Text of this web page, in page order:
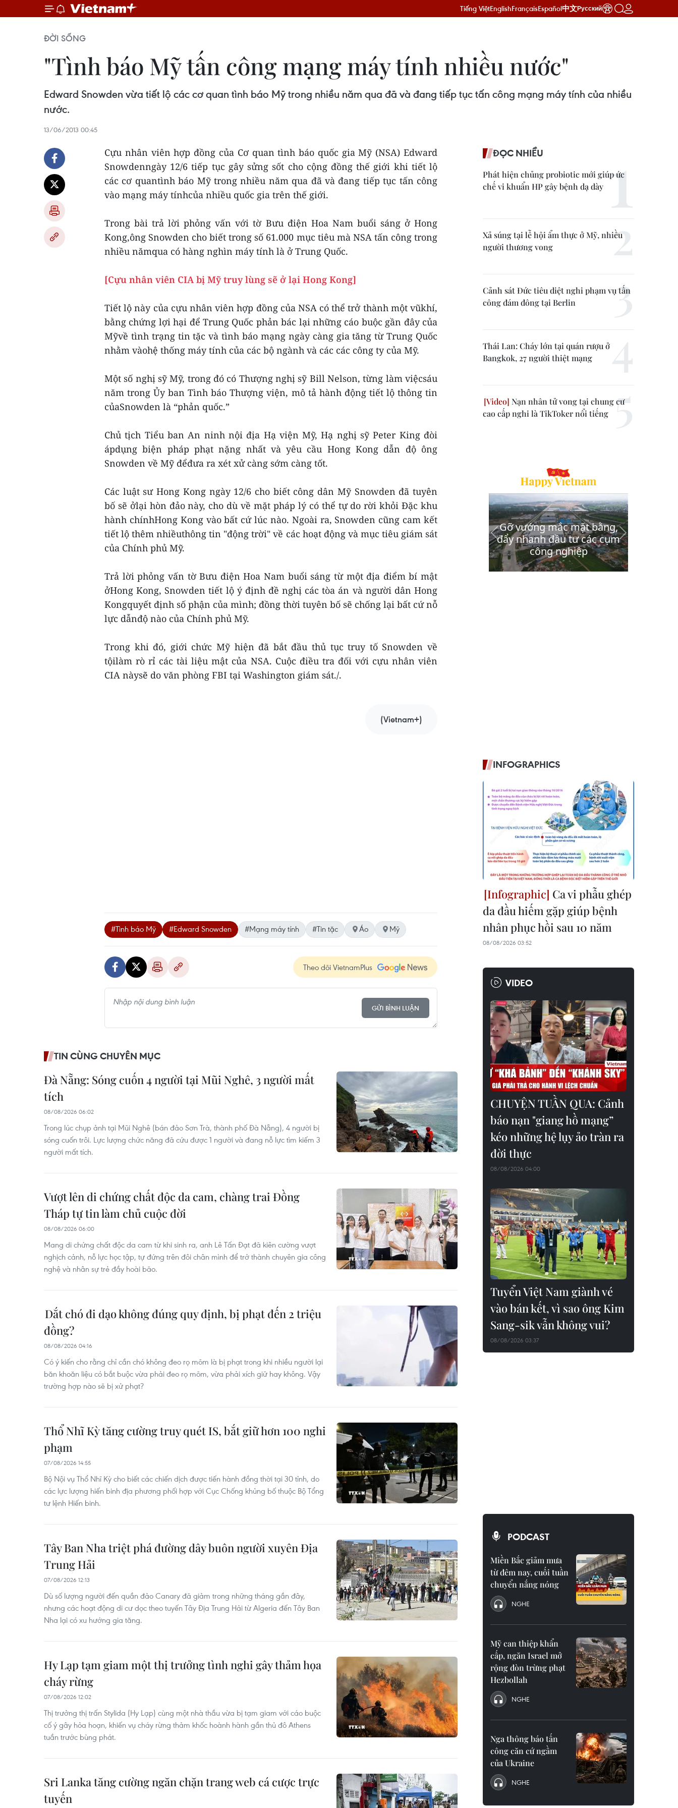
Tiếng ViệtEnglishFrançaisEspañol中文Русский
ĐỜI SỐNG
"Tình báo Mỹ tấn công mạng máy tính nhiều nước"
Edward Snowden vừa tiết lộ các cơ quan tình báo Mỹ trong nhiều năm qua đã và đang tiếp tục tấn công mạng máy tính của nhiều
nước.
13/06/2013 00:45
Cựu nhân viên hợp đồng của Cơ quan tình báo quốc gia Mỹ (NSA) Edward
Snowdenngày 12/6 tiếp tục gây sửng sốt cho cộng đồng thế giới khi tiết lộ
các cơ quantình báo Mỹ trong nhiều năm qua đã và đang tiếp tục tấn công
vào mạng máy tínhcủa nhiều quốc gia trên thế giới.
Trong bài trả lời phỏng vấn với tờ Bưu điện Hoa Nam buổi sáng ở Hong
Kong,ông Snowden cho biết trong số 61.000 mục tiêu mà NSA tấn công trong
nhiều nămqua có hàng nghìn máy tính là ở Trung Quốc.
[Cựu nhân viên CIA bị Mỹ truy lùng sẽ ở lại Hong Kong]
Tiết lộ này của cựu nhân viên hợp đồng của NSA có thể trở thành một vũkhí,
bằng chứng lợi hại để Trung Quốc phản bác lại những cáo buộc gần đây của
Mỹvề tình trạng tin tặc và tình báo mạng ngày càng gia tăng từ Trung Quốc
nhằm vàohệ thống máy tính của các bộ ngành và các các công ty của Mỹ.
Một số nghị sỹ Mỹ, trong đó có Thượng nghị sỹ Bill Nelson, từng làm việcsáu
năm trong Ủy ban Tình báo Thượng viện, mô tả hành động tiết lộ thông tin
củaSnowden là “phản quốc.”
Chủ tịch Tiểu ban An ninh nội địa Hạ viện Mỹ, Hạ nghị sỹ Peter King đòi
ápdụng biện pháp phạt nặng nhất và yêu cầu Hong Kong dẫn độ ông
Snowden về Mỹ đểđưa ra xét xử càng sớm càng tốt.
Các luật sư Hong Kong ngày 12/6 cho biết công dân Mỹ Snowden đã tuyên
bố sẽ ởlại hòn đảo này, cho dù về mặt pháp lý có thể tự do rời khỏi Đặc khu
hành chínhHong Kong vào bất cứ lúc nào. Ngoài ra, Snowden cũng cam kết
tiết lộ thêm nhiềuthông tin "động trời" về các hoạt động và mục tiêu giám sát
của Chính phủ Mỹ.
Trả lời phỏng vấn tờ Bưu điện Hoa Nam buổi sáng từ một địa điểm bí mật
ởHong Kong, Snowden tiết lộ ý định đề nghị các tòa án và người dân Hong
Kongquyết định số phận của mình; đồng thời tuyên bố sẽ chống lại bất cứ nỗ
lực dẫnđộ nào của Chính phủ Mỹ.
Trong khi đó, giới chức Mỹ hiện đã bắt đầu thủ tục truy tố Snowden về
tộilàm rò rỉ các tài liệu mật của NSA. Cuộc điều tra đối với cựu nhân viên
CIA nàysẽ do văn phòng FBI tại Washington giám sát./.
(Vietnam+)
#Tình báo Mỹ #Edward Snowden #Mạng máy tính #Tin tặc Áo Mỹ
Theo dõi VietnamPlus
GỬI BÌNH LUẬN
TIN CÙNG CHUYÊN MỤC
Đà Nẵng: Sóng cuốn 4 người tại Mũi Nghê, 3 người mất
tích
08/08/2026 06:02
Trong lúc chụp ảnh tại Mũi Nghê (bán đảo Sơn Trà, thành phố Đà Nẵng), 4 người bị
sóng cuốn trôi. Lực lượng chức năng đã cứu được 1 người và đang nỗ lực tìm kiếm 3
người mất tích.
Vượt lên di chứng chất độc da cam, chàng trai Đồng
Tháp tự tin làm chủ cuộc đời
08/08/2026 06:00
Mang di chứng chất độc da cam từ khi sinh ra, anh Lê Tấn Đạt đã kiên cường vượt
nghịch cảnh, nỗ lực học tập, tự đứng trên đôi chân mình để trở thành chuyên gia công
nghệ và nhân sự trẻ đầy hoài bão.
Dắt chó đi dạo không đúng quy định, bị phạt đến 2 triệu
đồng?
08/08/2026 04:16
Có ý kiến cho rằng chỉ cần chó không đeo rọ mõm là bị phạt trong khi nhiều người lại
băn khoăn liệu có bắt buộc vừa phải đeo rọ mõm, vừa phải xích giữ hay không. Vậy
trường hợp nào sẽ bị xử phạt?
Thổ Nhĩ Kỳ tăng cường truy quét IS, bắt giữ hơn 100 nghi
phạm
07/08/2026 14:55
Bộ Nội vụ Thổ Nhĩ Kỳ cho biết các chiến dịch được tiến hành đồng thời tại 30 tỉnh, do
các lực lượng hiến binh địa phương phối hợp với Cục Chống khủng bố thuộc Bộ Tổng
tư lệnh Hiến binh.
Tây Ban Nha triệt phá đường dây buôn người xuyên Địa
Trung Hải
07/08/2026 12:13
Dù số lượng người đến quần đảo Canary đã giảm trong những tháng gần đây,
nhưng các hoạt động di cư dọc theo tuyến Tây Địa Trung Hải từ Algeria đến Tây Ban
Nha lại có xu hướng gia tăng.
Hy Lạp tạm giam một thị trưởng tình nghi gây thảm họa
cháy rừng
07/08/2026 12:02
Thị trưởng thị trấn Stylida (Hy Lạp) cùng một nhà thầu vừa bị tạm giam với cáo buộc
cố ý gây hỏa hoạn, khiến vụ cháy rừng thảm khốc hoành hành gần thủ đô Athens
tuần trước bùng phát.
Sri Lanka tăng cường ngăn chặn trang web cá cược trực
tuyến
ĐỌC NHIỀU
Phát hiện chủng probiotic mới giúp ức
chế vi khuẩn HP gây bệnh dạ dày
Xả súng tại lễ hội ẩm thực ở Mỹ, nhiều
người thương vong
Cảnh sát Đức tiêu diệt nghi phạm vụ tấn
công đám đông tại Berlin
Thái Lan: Cháy lớn tại quán rượu ở
Bangkok, 27 người thiệt mạng
Nạn nhân tử vong tại chung cư
cao cấp nghi là TikToker nổi tiếng
INFOGRAPHICS
Ca vi phẫu ghép
da đầu hiếm gặp giúp bệnh
nhân phục hồi sau 10 năm
08/08/2026 03:52
VIDEO
CHUYỆN TUẦN QUA: Cảnh
báo nạn "giang hồ mạng”
kéo những hệ lụy ảo tràn ra
đời thực
08/08/2026 04:00
Tuyển Việt Nam giành vé
vào bán kết, vì sao ông Kim
Sang-sik vẫn không vui?
08/08/2026 03:37
PODCAST
Miền Bắc giảm mưa
từ đêm nay, cuối tuần
chuyển nắng nóng
NGHE
Mỹ can thiệp khẩn
cấp, ngăn Israel mở
rộng đòn trừng phạt
Hezbollah
NGHE
Nga thông báo tấn
công căn cứ ngầm
của Ukraine
NGHE